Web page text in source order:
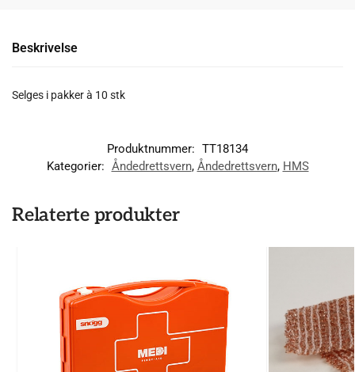
Beskrivelse
Selges i pakker à 10 stk
Produktnummer: TT18134
Kategorier: Åndedrettsvern, Åndedrettsvern, HMS
Relaterte produkter